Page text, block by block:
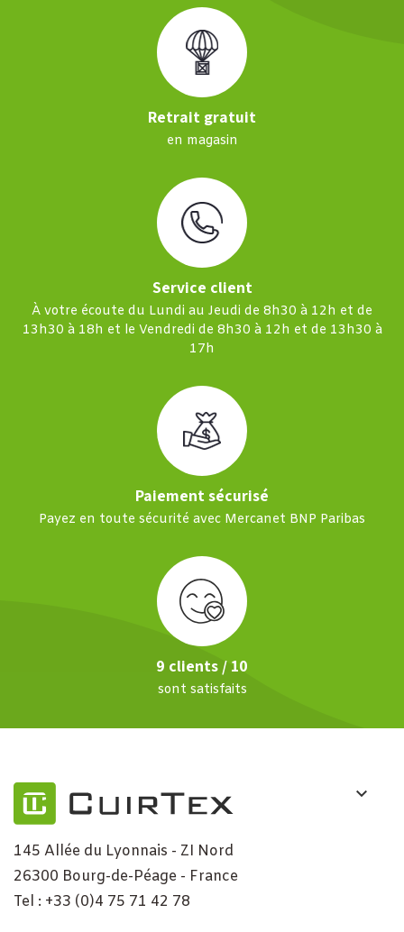
Retrait gratuit
en magasin
Service client
À votre écoute du Lundi au Jeudi de 8h30 à 12h et de
13h30 à 18h et le Vendredi de 8h30 à 12h et de 13h30 à
17h
Paiement sécurisé
Payez en toute sécurité avec Mercanet BNP Paribas
9 clients / 10
sont satisfaits
145 Allée du Lyonnais - ZI Nord
26300 Bourg-de-Péage - France
Tel : +33 (0)4 75 71 42 78